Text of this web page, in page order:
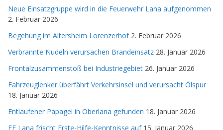
Neue Einsatzgruppe wird in die Feuerwehr Lana aufgenommen
2. Februar 2026
Begehung im Altersheim Lorenzerhof 2. Februar 2026
Verbrannte Nudeln verursachen Brandeinsatz 28. Januar 2026
Frontalzusammenstoß bei Industriegebiet 26. Januar 2026
Fahrzeuglenker überfährt Verkehrsinsel und verursacht Ölspur
18. Januar 2026
Entlaufener Papagei in Oberlana gefunden 18. Januar 2026
FF Lana frischt Erste-Hilfe-Kenntnisse auf 15. Januar 2026